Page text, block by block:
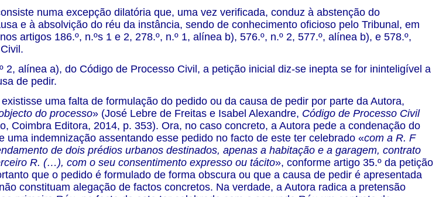
numa excepção dilatória que, uma vez verificada, conduz à abstenção do
e à absolvição do réu da instância, sendo de conhecimento oficioso pelo Tribunal, em
artigos 186.º, n.ºs 1 e 2, 278.º, n.º 1, alínea b), 576.º, n.º 2, 577.º, alínea b), e 578.º,
2, alínea a), do Código de Processo Civil, a petição inicial diz-se inepta se for ininteligível a
de pedir.
uma falta de formulação do pedido ou da causa de pedir por parte da Autora,
do processo» (José Lebre de Freitas e Isabel Alexandre, Código de Processo Civil
Coimbra Editora, 2014, p. 353). Ora, no caso concreto, a Autora pede a condenação do
uma indemnização assentando esse pedido no facto de este ter celebrado «com a R. F
de dois prédios urbanos destinados, apenas a habitação e a garagem, contrato
R. (…), com o seu consentimento expresso ou tácito», conforme artigo 35.º da petição
que o pedido é formulado de forma obscura ou que a causa de pedir é apresentada
constituam alegação de factos concretos. Na verdade, a Autora radica a pretensão